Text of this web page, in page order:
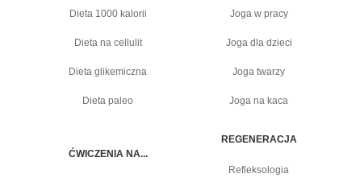
Dieta 1000 kalorii
Dieta na cellulit
Dieta glikemiczna
Dieta paleo
Joga w pracy
Joga dla dzieci
Joga twarzy
Joga na kaca
ĆWICZENIA NA...
REGENERACJA
Refleksologia